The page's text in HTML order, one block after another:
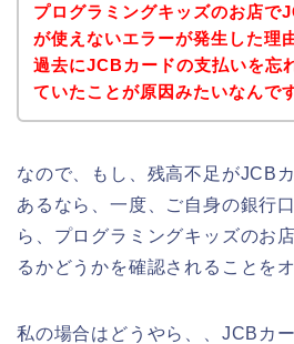
プログラミングキッズのお店で
が使えないエラーが発生した理
過去にJCBカードの支払いを忘
ていたことが原因みたいなんで
なので、もし、残高不足がJCB
あるなら、一度、ご自身の銀行
ら、プログラミングキッズのお
るかどうかを確認されることを
私の場合はどうやら、、JCBカ